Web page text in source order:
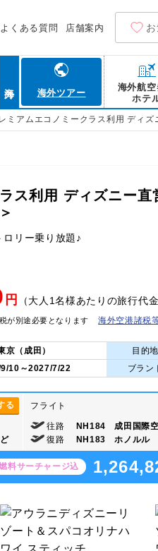
よくある質問 店舗案内
海外ツアー
海外航空
ホテ
ミアムエコノミークラス利用 ディ
ス利用 ディズニー
リー乗り放題♪
円 （大人1名様あたりの旅行代金
が別途必要となります 海外空港諸税
京（成田） 目的地
10～2027/7/22 ブラン
る フライト
往路
NH184 成田国際
復路
NH183 ホノルル
料サーチャージ込